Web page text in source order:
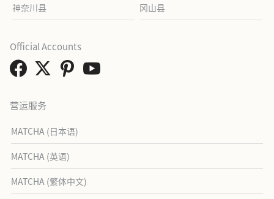
神奈川县 冈山县
营运服务
MATCHA (日本语)
MATCHA (英语)
MATCHA (繁体中文)
Official Accounts